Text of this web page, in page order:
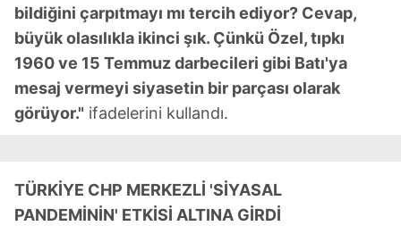
bildiğini çarpıtmayı mı tercih ediyor? Cevap,
büyük olasılıkla ikinci şık. Çünkü Özel, tıpkı
1960 ve 15 Temmuz darbecileri gibi Batı'ya
mesaj vermeyi siyasetin bir parçası olarak
görüyor." ifadelerini kullandı.
TÜRKİYE CHP MERKEZLİ 'SİYASAL
PANDEMİNİN' ETKİSİ ALTINA GİRDİ